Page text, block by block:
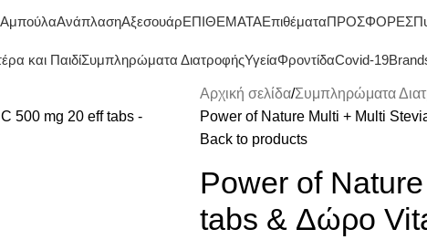
ΑμπούλαΑνάπλασηΑξεσουάρΕΠΙΘΕΜΑΤΑΕπιθέματαΠΡΟΣΦΟΡΕΣ
και ΠαιδίΣυμπληρώματα ΔιατροφήςΥγείαΦροντίδαCovid-19
Αρχική σελίδα Συμπληρώματα
Power of Nature Multi + Multi
Back to products
Power of
tabs & Δώρο